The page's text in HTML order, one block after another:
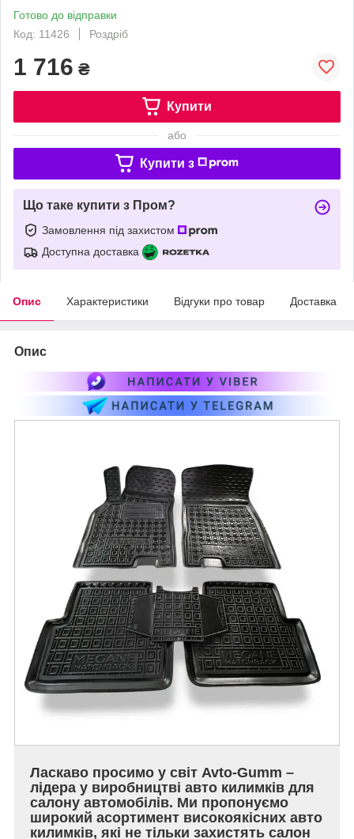
Готово до відправки
Код: 11426
Роздріб
1 716 ₴
Купити
або
Купити з
Що таке купити з Пром?
Замовлення під захистом
Доступна доставка
Опис Характеристики Відгуки про товар Доставка
Опис
Ласкаво просимо у світ Avto-Gumm –
лідера у виробництві авто килимків для
салону автомобілів. Ми пропонуємо
широкий асортимент високоякісних авто
килимків, які не тільки захистять салон